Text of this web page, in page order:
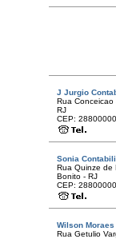
J Jurgio
Rua
RJ
CEP: 28800000
Sonia
Rua Quinze de
Bonito - RJ
CEP: 28800000
Wilson
Rua Getulio